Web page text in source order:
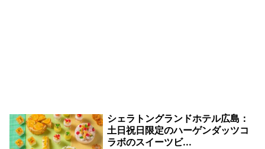
シェラトングランドホテル広島：
土日祝日限定のハーゲンダッツコ
ラボのスイーツビ...